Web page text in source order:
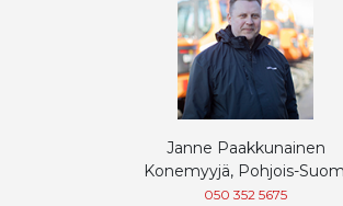
Janne Paakkunainen
Konemyyjä, Pohjois-
050 352 5675